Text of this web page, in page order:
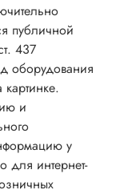
публичной
437
оборудования
и
у
для интернет-